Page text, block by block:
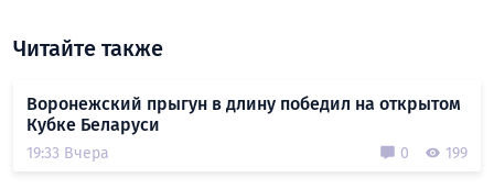
Читайте также
Воронежский прыгун в длину победил на открытом
Кубке Беларуси
19:33 Вчера 0 199